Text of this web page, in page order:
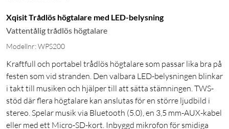
Xqisit Trådlös högtalare med LED-belysning
Vattentålig trådlös högtalare
Modellnr: WPS200
Kraftfull och portabel trådlös högtalare som passar lika bra på
festen som vid stranden. Den valbara LED-belysningen blinkar
i takt till musiken och hjälper till att sätta stämningen. TWS-
stöd där flera högtalare kan anslutas för en större ljudbild i
stereo. Spelar musik via Bluetooth (5.0), en 3,5 mm-AUX-kabel
eller med ett Micro-SD-kort. Inbyggd mikrofon för smidiga